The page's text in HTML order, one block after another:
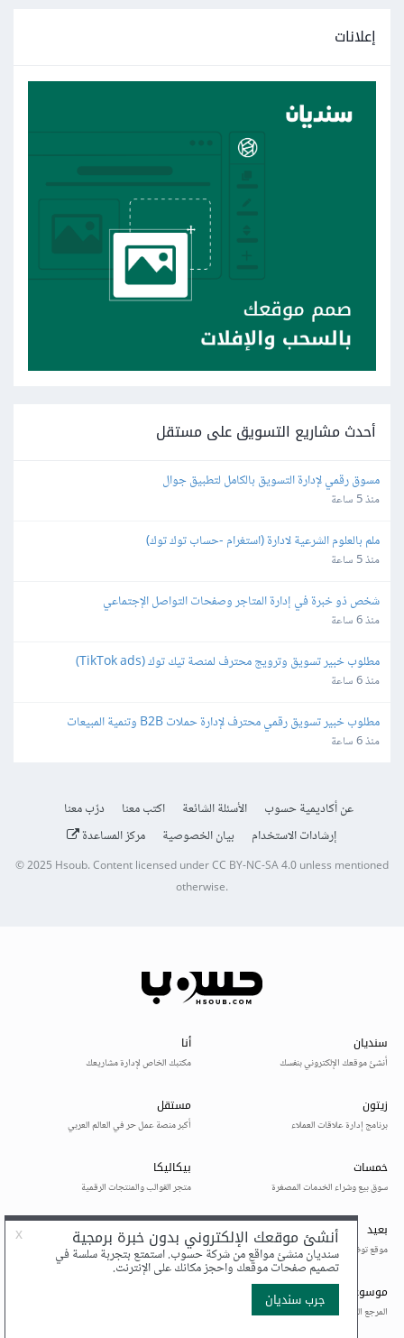
إعلانات
أحدث مشاريع التسويق على مستقل
مسوق رقمي لإدارة التسويق بالكامل لتطبيق جوال
منذ 5 ساعة
ملم بالعلوم الشرعية لادارة (استغرام -حساب توك توك)
منذ 5 ساعة
شخص ذو خبرة في إدارة المتاجر وصفحات التواصل الإجتماعي
منذ 6 ساعة
مطلوب خبير تسويق وترويج محترف لمنصة تيك توك (TikTok ads)
منذ 6 ساعة
مطلوب خبير تسويق رقمي محترف لإدارة حملات B2B وتنمية المبيعات
منذ 6 ساعة
عن أكاديمية حسوب الأسئلة الشائعة اكتب معنا
درّب معنا
إرشادات الاستخدام
بيان الخصوصية مركز المساعدة
© 2025 Hsoub.Content licensed underCC BY-NC-SA 4.0unless mentioned
otherwise.